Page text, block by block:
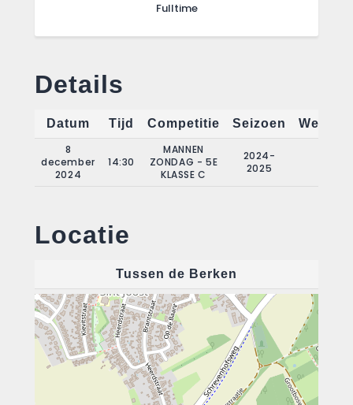
Fulltime
Details
Datum Tijd Competitie Seizoen
8
december
2024
14:30
MANNEN
ZONDAG - 5E
KLASSE C
2024-
2025
Locatie
Tussen de Berken